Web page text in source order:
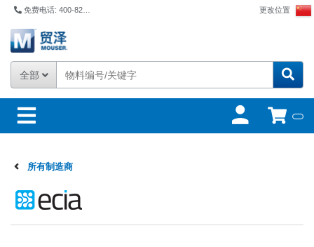
免费电话: 400-821-6111 更改位置
全部
所有制造商